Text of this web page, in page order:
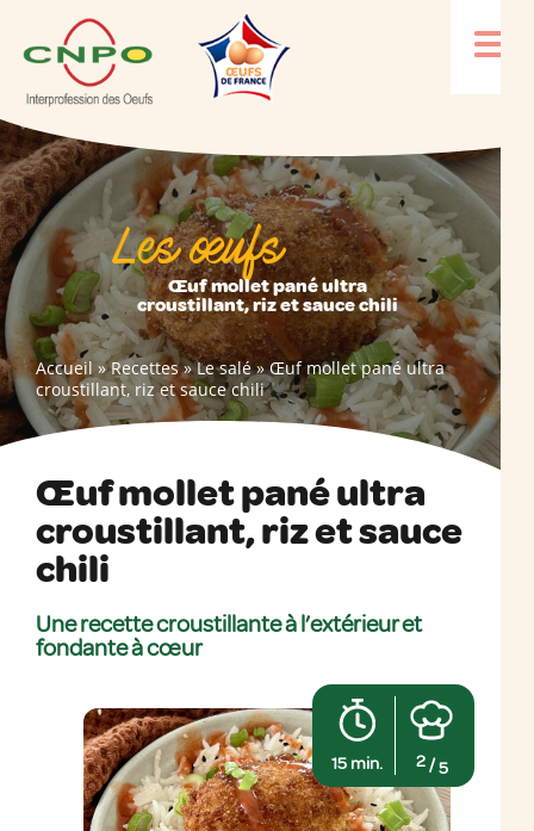
Les œufs
Œuf mollet pané ultra
croustillant, riz et sauce chili
Accueil»Recettes»Le salé»Œuf mollet pané ultra
croustillant, riz et sauce chili
Œuf mollet pané ultra
croustillant, riz et sauce
chili
Une recette croustillante à l’extérieur et
fondante à cœur
15 min. 2/5